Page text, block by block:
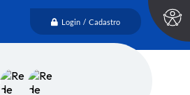
Login / Cadastro